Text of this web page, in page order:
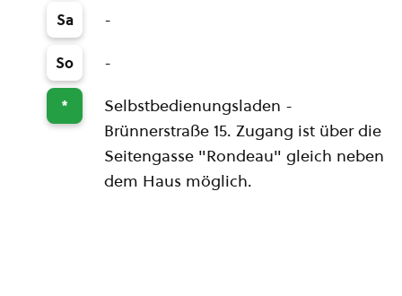
Sa -
So -
*
Selbstbedienungsladen -
Brünnerstraße 15. Zugang ist über die
Seitengasse "Rondeau" gleich neben
dem Haus möglich.